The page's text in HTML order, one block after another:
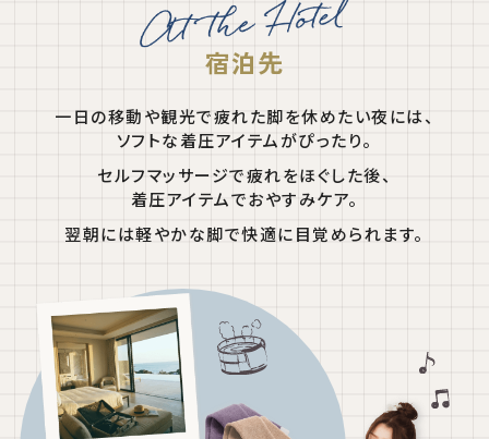
宿泊先
一日の移動や観光で疲れた脚を休めたい夜には、
ソフトな着圧アイテムがぴったり。
セルフマッサージで疲れをほぐした後、
着圧アイテムでおやすみケア。
翌朝には軽やかな脚で快適に目覚められます。